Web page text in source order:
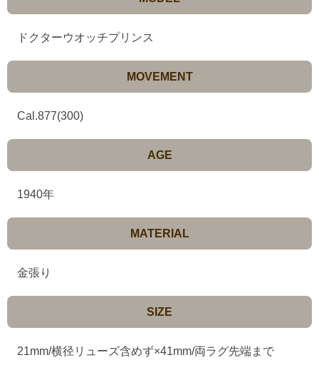
ドクターウオッチプリンス
MOVEMENT
Cal.877(300)
AGE
1940年
MATERIAL
金張り
SIZE
21mm/横径リューズ含めず×41mm/両ラグ先端まで